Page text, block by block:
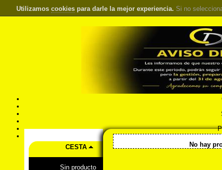
Utilizamos cookies para darle la mejor experiencia. Si no
CESTA
Sin producto
No hay